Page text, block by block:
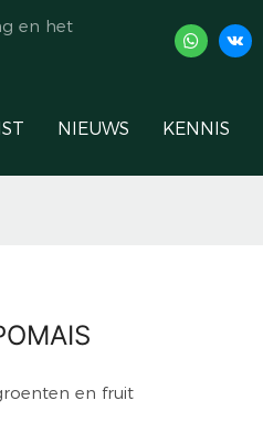
en het
NIEUWS KENNIS
en fruit